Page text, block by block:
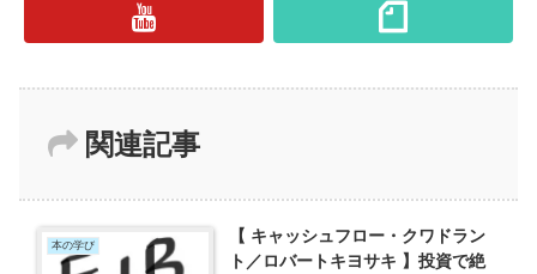
関連記事
本の学び
【 キャッシュフロー・クワドラン
ト／ロバートキヨサキ 】投資で絶